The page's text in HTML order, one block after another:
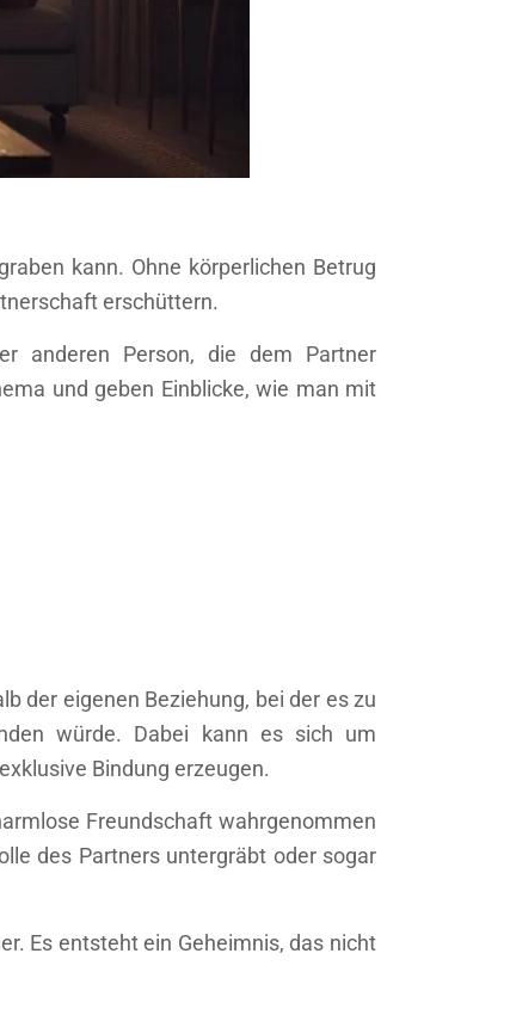
kann. Ohne körperlichen Betrug
erschüttern.
anderen Person, die dem Partner
und geben Einblicke, wie man mit
der eigenen Beziehung, bei der es zu
würde. Dabei kann es sich um
Bindung erzeugen.
Freundschaft wahrgenommen
des Partners untergräbt oder sogar
Es entsteht ein Geheimnis, das nicht